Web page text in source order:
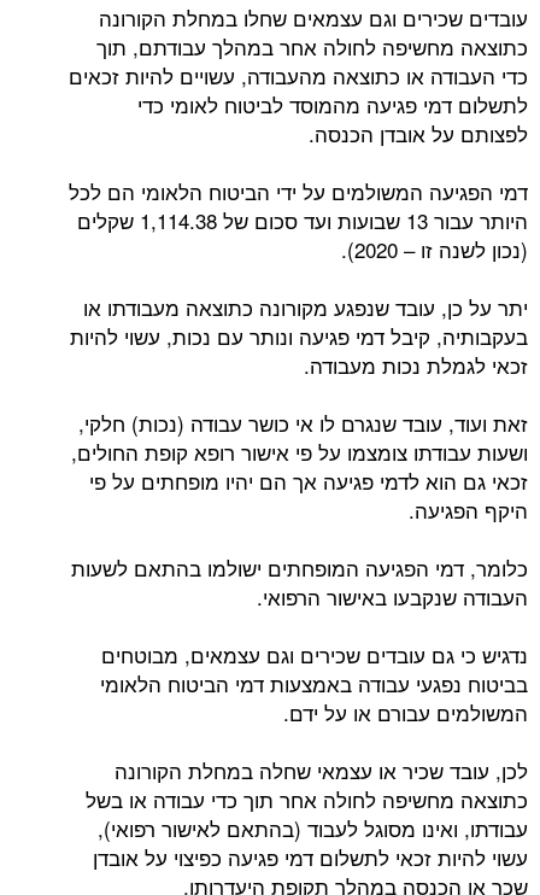
עובדים שכירים וגם עצמאים שחלו במחלת הקורונה
כתוצאה מחשיפה לחולה אחר במהלך עבודתם, תוך
כדי העבודה או כתוצאה מהעבודה, עשויים להיות זכאים
לתשלום דמי פגיעה מהמוסד לביטוח לאומי כדי
לפצותם על אובדן הכנסה.
דמי הפגיעה המשולמים על ידי הביטוח הלאומי הם לכל
היותר עבור 13 שבועות ועד סכום של 1,114.38 שקלים
(נכון לשנה זו – 2020).
יתר על כן, עובד שנפגע מקורונה כתוצאה מעבודתו או
בעקבותיה, קיבל דמי פגיעה ונותר עם נכות, עשוי להיות
זכאי לגמלת נכות מעבודה.
זאת ועוד, עובד שנגרם לו אי כושר עבודה (נכות) חלקי,
ושעות עבודתו צומצמו על פי אישור רופא קופת החולים,
זכאי גם הוא לדמי פגיעה אך הם יהיו מופחתים על פי
היקף הפגיעה.
כלומר, דמי הפגיעה המופחתים ישולמו בהתאם לשעות
העבודה שנקבעו באישור הרפואי.
נדגיש כי גם עובדים שכירים וגם עצמאים, מבוטחים
בביטוח נפגעי עבודה באמצעות דמי הביטוח הלאומי
המשולמים עבורם או על ידם.
לכן, עובד שכיר או עצמאי שחלה במחלת הקורונה
כתוצאה מחשיפה לחולה אחר תוך כדי עבודה או בשל
עבודתו, ואינו מסוגל לעבוד (בהתאם לאישור רפואי),
עשוי להיות זכאי לתשלום דמי פגיעה כפיצוי על אובדן
שכר או הכנסה במהלך תקופת היעדרותו.